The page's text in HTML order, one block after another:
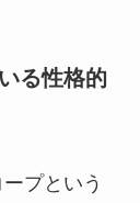
る性格的
プという